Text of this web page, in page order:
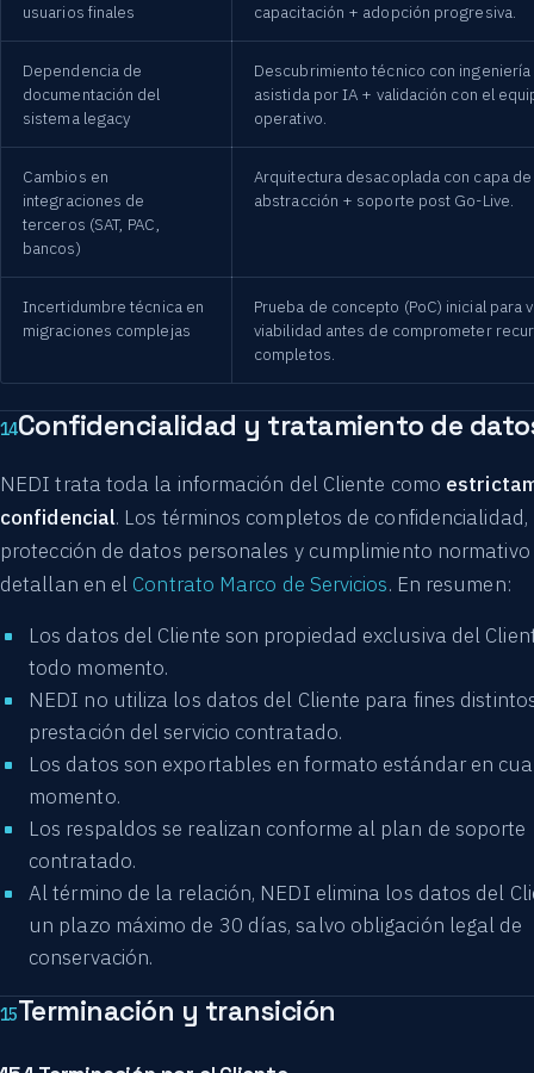
usuarios finales
capacitación + adopción progresiva.
Dependencia de
documentación del
sistema legacy
Descubrimiento técnico con ingeniería
asistida por IA + validación con el
operativo.
Cambios en
integraciones de
terceros (SAT, PAC,
bancos)
Arquitectura desacoplada con capa de
abstracción + soporte post Go-Live.
Incertidumbre técnica en
migraciones complejas
Prueba de concepto (PoC) inicial para
viabilidad antes de comprometer
completos.
14Confidencialidad y tratamiento de
NEDI trata toda la información del Cliente como
confidencial. Los términos completos de confidencialidad,
protección de datos personales y cumplimiento normativo
detallan en el Contrato Marco de Servicios. En resumen:
Los datos del Cliente son propiedad exclusiva del
todo momento.
NEDI no utiliza los datos del Cliente para fines
prestación del servicio contratado.
Los datos son exportables en formato estándar en
momento.
Los respaldos se realizan conforme al plan de soporte
contratado.
Al término de la relación, NEDI elimina los datos del
un plazo máximo de 30 días, salvo obligación legal de
conservación.
15Terminación y transición